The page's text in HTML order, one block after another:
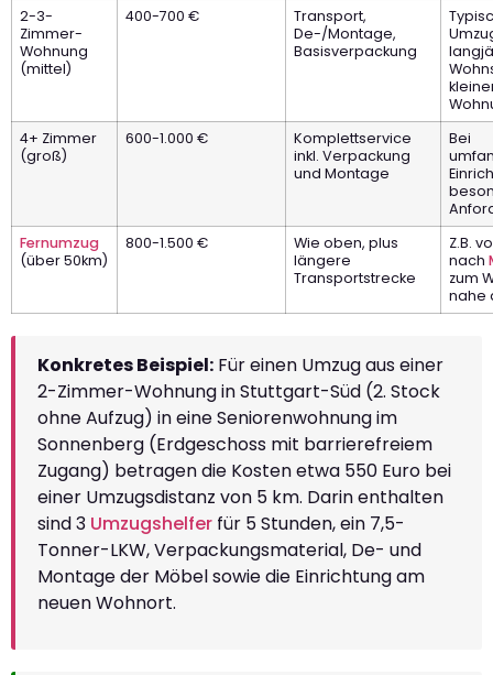
2-3-
Zimmer-
Wohnung
(mittel)
400-700 €
Transport,
De-/Montage,
Basisverpackung
4+ Zimmer
(groß)
600-1.000 €
Komplettservice
inkl. Verpackung
und Montage
Bei
Fernumzug
(über 50km)
800-1.500 €
Wie oben, plus
längere
Transportstrecke
Z.B.
nach
zum
nahe
Konkretes Beispiel: Für einen Umzug aus einer
2-Zimmer-Wohnung in Stuttgart-Süd (2. Stock
ohne Aufzug) in eine Seniorenwohnung im
Sonnenberg (Erdgeschoss mit barrierefreiem
Zugang) betragen die Kosten etwa 550 Euro bei
einer Umzugsdistanz von 5 km. Darin enthalten
sind 3 Umzugshelfer für 5 Stunden, ein 7,5-
Tonner-LKW, Verpackungsmaterial, De- und
Montage der Möbel sowie die Einrichtung am
neuen Wohnort.